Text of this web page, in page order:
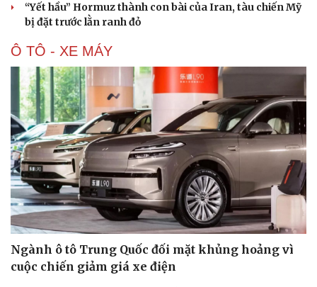
“Yết hầu” Hormuz thành con bài của Iran, tàu chiến Mỹ
bị đặt trước lằn ranh đỏ
Ô TÔ - XE MÁY
Ngành ô tô Trung Quốc đối mặt khủng hoảng vì
cuộc chiến giảm giá xe điện